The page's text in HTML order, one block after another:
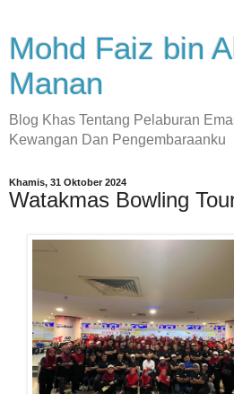
Mohd Faiz bin
Manan
Blog Khas Tentang Pelaburan
Kewangan Dan Pengembaraanku
Khamis, 31 Oktober 2024
Watakmas Bowling